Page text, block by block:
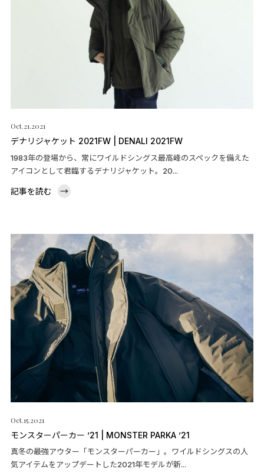
Oct.21.2021
デナリジャケット 2021FW | DENALI 2021FW
1983年の登場から、常にワイルドシングス最高峰のスペックを備えた
アイコンとして君臨するデナリジャケット。20...
記事を読む →
Oct.15.2021
モンスターパーカー ’21 | MONSTER PARKA ’21
真冬の最強アウター「モンスターパーカー」。ワイルドシングスの人
気アイテムをアップデートした2021年モデルが新...